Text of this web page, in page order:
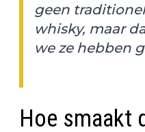
geen
whisky, maar
we ze hebben
Hoe smaakt